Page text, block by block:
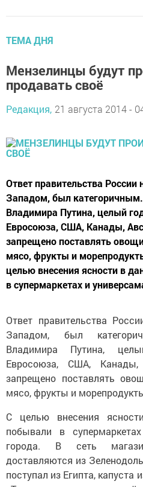
ТЕМА ДНЯ
Мензелинцы будут
продавать своё
Редакция, 21 августа 2014 -
Ответ правительства
Западом, был категоричным.
Владимира Путина, целый
Евросоюза, США, Канады,
запрещено поставлять
мясо, фрукты и
целью внесения ясности в
в супермаркетах и
Ответ правительства
Западом, был
Владимира Путина,
Евросоюза, США, Канады,
запрещено поставлять
мясо, фрукты и
С целью внесения
побывали в
города. В сеть
доставляются из
поступал из Египта,